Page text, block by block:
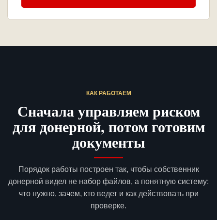
КАК РАБОТАЕМ
Сначала управляем риском
для донерной, потом готовим
документы
Порядок работы построен так, чтобы собственник
донерной видел не набор файлов, а понятную систему:
что нужно, зачем, кто ведет и как действовать при
проверке.